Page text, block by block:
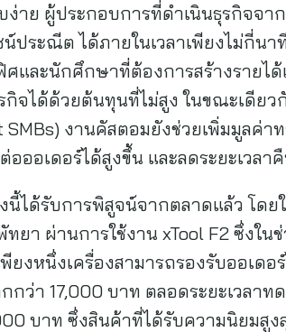
ง่าย ผู้ประกอบการที่ดำเนินธุรกิจจ
ประณีต ได้ภายในเวลาเพียงไม่กี่น
และนักศึกษาที่ต้องการสร้างรายไ
กิจได้ด้วยต้นทุนที่ไม่สูง ในขณะเดีย
งานคัสตอมยังช่วยเพิ่มมูลค่าท
อออเดอร์ได้สูงขึ้น และลดระยะเวล
นี้ได้รับการพิสูจน์จากตลาดแล้ว โดย
ทยา ผ่านการใช้งาน xTool F2 ซึ่งใ
ยงหนึ่งเครื่องสามารถรองรับออเด
กว่า 17,000 บาท ตลอดระยะเวลา
บาท ซึ่งสินค้าที่ได้รับความนิยมสู